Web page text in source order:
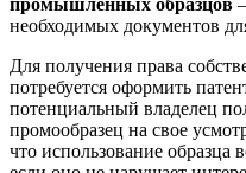
необходимых документов
Для получения права
потребуется оформить
потенциальный владелец
промообразец на свое
что использование образца